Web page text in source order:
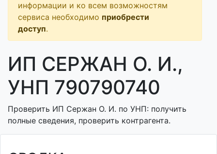
информации и ко всем возможностям
сервиса необходимо приобрести
доступ.
ИП СЕРЖАН О. И.,
УНП 790790740
Проверить ИП Сержан О. И. по УНП: получить
полные сведения, проверить контрагента.